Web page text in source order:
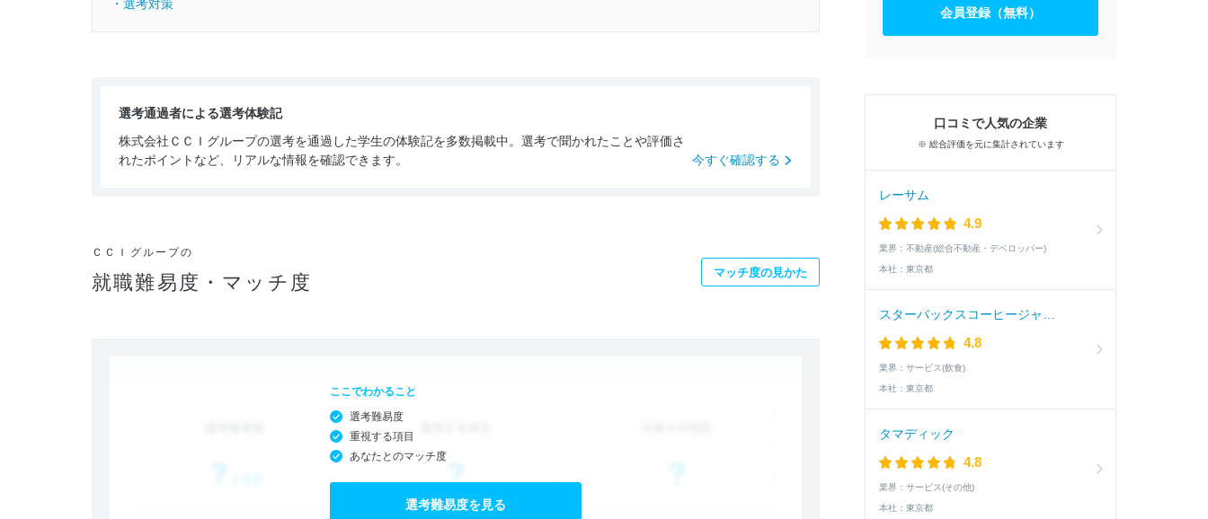
・選考対策
選考通過者による選考体験記
株式会社ＣＣＩグループの選考を通過した学生の体験記を多数掲載中。選考で聞かれたことや評価さ
れたポイントなど、リアルな情報を確認できます。
今すぐ確認する
ＣＣＩグループの
就職難易度・マッチ度 マッチ度の見かた
ここでわかること
選考難易度
重視する項目
あなたとのマッチ度
選考難易度を見る
会員登録（無料）
口コミで人気の企業
※ 総合評価を元に集計されています
レーサム
4.9
業界： 不動産(総合不動産・デベロッパー)
本社： 東京都
4.8
業界： サービス(飲食)
本社： 東京都
タマディック
4.8
業界： サービス(その他)
本社： 東京都